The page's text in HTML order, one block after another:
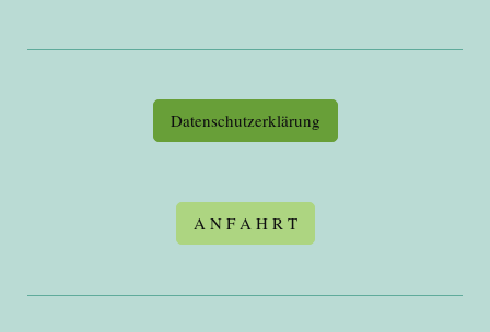
Datenschutzerklärung
A N F A H R T